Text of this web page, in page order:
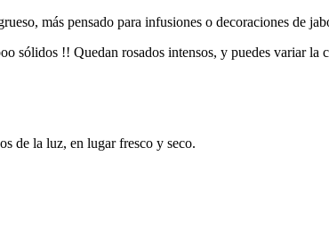
más pensado para infusiones o decoraciones de
sólidos !! Quedan rosados intensos, y puedes variar la
de la luz, en lugar fresco y seco.